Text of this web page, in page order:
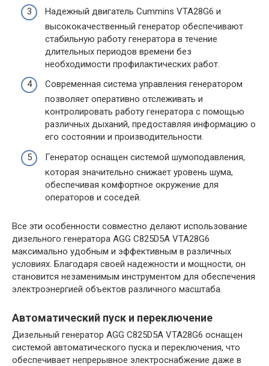
Надежный двигатель Cummins VTA28G6 и
высококачественный генератор обеспечивают
стабильную работу генератора в течение
длительных периодов времени без
необходимости профилактических работ.
Современная система управления генератором
позволяет оперативно отслеживать и
контролировать работу генератора с помощью
различных дыханий, предоставляя информацию о
его состоянии и производительности.
Генератор оснащен системой шумоподавления,
которая значительно снижает уровень шума,
обеспечивая комфортное окружение для
операторов и соседей.
Все эти особенности совместно делают использование
дизельного генератора AGG C825D5A VTA28G6
максимально удобным и эффективным в различных
условиях. Благодаря своей надежности и мощности, он
становится незаменимым инструментом для обеспечения
электроэнергией объектов различного масштаба.
Автоматический пуск и переключение
Дизельный генератор AGG C825D5A VTA28G6 оснащен
системой автоматического пуска и переключения, что
обеспечивает непрерывное электроснабжение даже в